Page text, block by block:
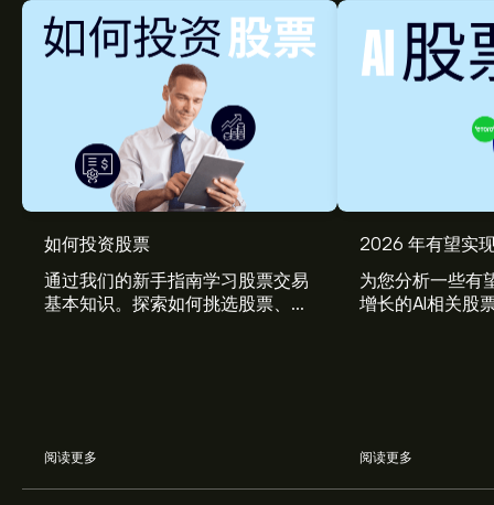
如何投资股票
通过我们的新手指南学习股票交易
基本知识。探索如何挑选股票、管
阅读更多
2026 年有望实
为您分析一些有
增长的AI相关股
阅读更多
VOYG 现价为‎$‎41.84。
Voyager Technologies Inc 的平均价格目标为‎$‎41.84。注
Voyager Technologies Inc 市值为 ‎$‎2.34B 美元